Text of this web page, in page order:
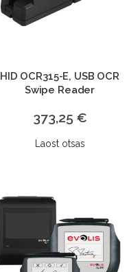
HID OCR315-E, USB OCR
Swipe Reader
373,25 €
Laost otsas